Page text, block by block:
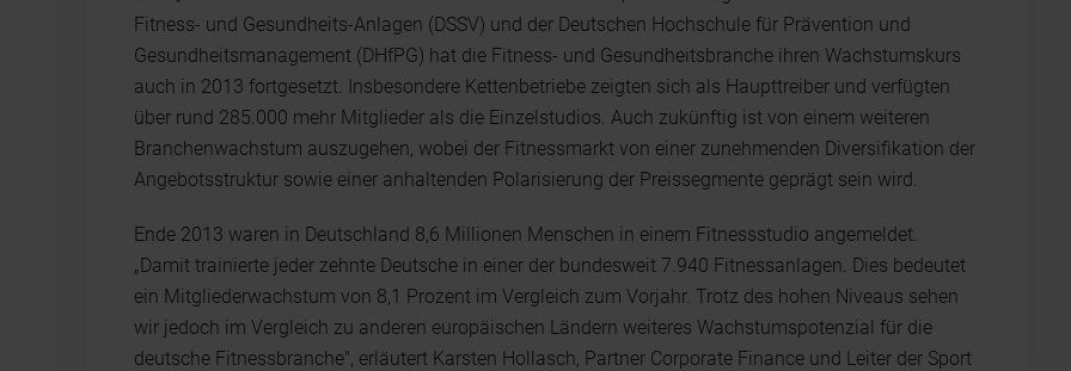
Fitness- und Gesundheits-Anlagen (DSSV) und der Deutschen Hochschule für Prävention und
Gesundheitsmanagement (DHfPG) hat die Fitness- und Gesundheitsbranche ihren Wachstumskurs
auch in 2013 fortgesetzt. Insbesondere Kettenbetriebe zeigten sich als Haupttreiber und verfügten
über rund 285.000 mehr Mitglieder als die Einzelstudios. Auch zukünftig ist von einem weiteren
Branchenwachstum auszugehen, wobei der Fitnessmarkt von einer zunehmenden Diversifikation der
Angebotsstruktur sowie einer anhaltenden Polarisierung der Preissegmente geprägt sein wird.
Ende 2013 waren in Deutschland 8,6 Millionen Menschen in einem Fitnessstudio angemeldet.
„Damit trainierte jeder zehnte Deutsche in einer der bundesweit 7.940 Fitnessanlagen. Dies bedeutet
ein Mitgliederwachstum von 8,1 Prozent im Vergleich zum Vorjahr. Trotz des hohen Niveaus sehen
wir jedoch im Vergleich zu anderen europäischen Ländern weiteres Wachstumspotenzial für die
deutsche Fitnessbranche", erläutert Karsten Hollasch, Partner Corporate Finance und Leiter der Sport